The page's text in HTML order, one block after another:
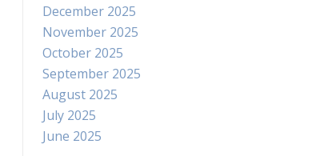
December 2025
November 2025
October 2025
September 2025
August 2025
July 2025
June 2025